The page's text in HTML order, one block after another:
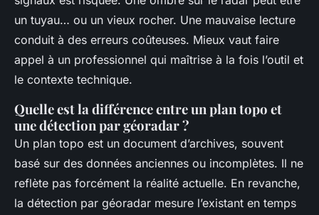
un tuyau… ou un vieux rocher. Une mauvaise lecture
conduit à des erreurs coûteuses. Mieux vaut faire
appel à un professionnel qui maîtrise à la fois l’outil et
le contexte technique.
Quelle est la différence entre un plan topo et
une détection par géoradar ?
Un plan topo est un document d’archives, souvent
basé sur des données anciennes ou incomplètes. Il ne
reflète pas forcément la réalité actuelle. En revanche,
la détection par géoradar mesure l’existant en temps